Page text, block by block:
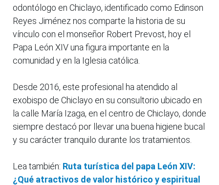
odontólogo en Chiclayo, identificado como Edinson
Reyes Jiménez nos comparte la historia de su
vínculo con el monseñor Robert Prevost, hoy el
Papa León XIV una figura importante en la
comunidad y en la Iglesia católica.
Desde 2016, este profesional ha atendido al
exobispo de Chiclayo en su consultorio ubicado en
la calle María Izaga, en el centro de Chiclayo, donde
siempre destacó por llevar una buena higiene bucal
y su carácter tranquilo durante los tratamientos.
Lea también: Ruta turística del papa León XIV:
¿Qué atractivos de valor histórico y espiritual